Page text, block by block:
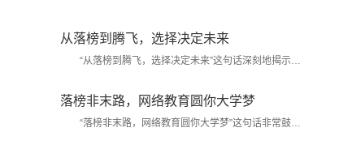
从落榜到腾飞，选择决定未来
“从落榜到腾飞，选择决定未来”这句话深刻地揭示了
成功之路的重要性。...
落榜非末路，网络教育圆你大学梦
“落榜非末路，网络教育圆你大学梦”这句话非常鼓舞